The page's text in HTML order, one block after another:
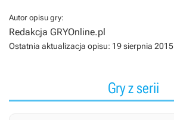
Autor opisu gry:
Redakcja GRYOnline.pl
Ostatnia aktualizacja opisu: 19 sierpnia 2015
Gry z serii